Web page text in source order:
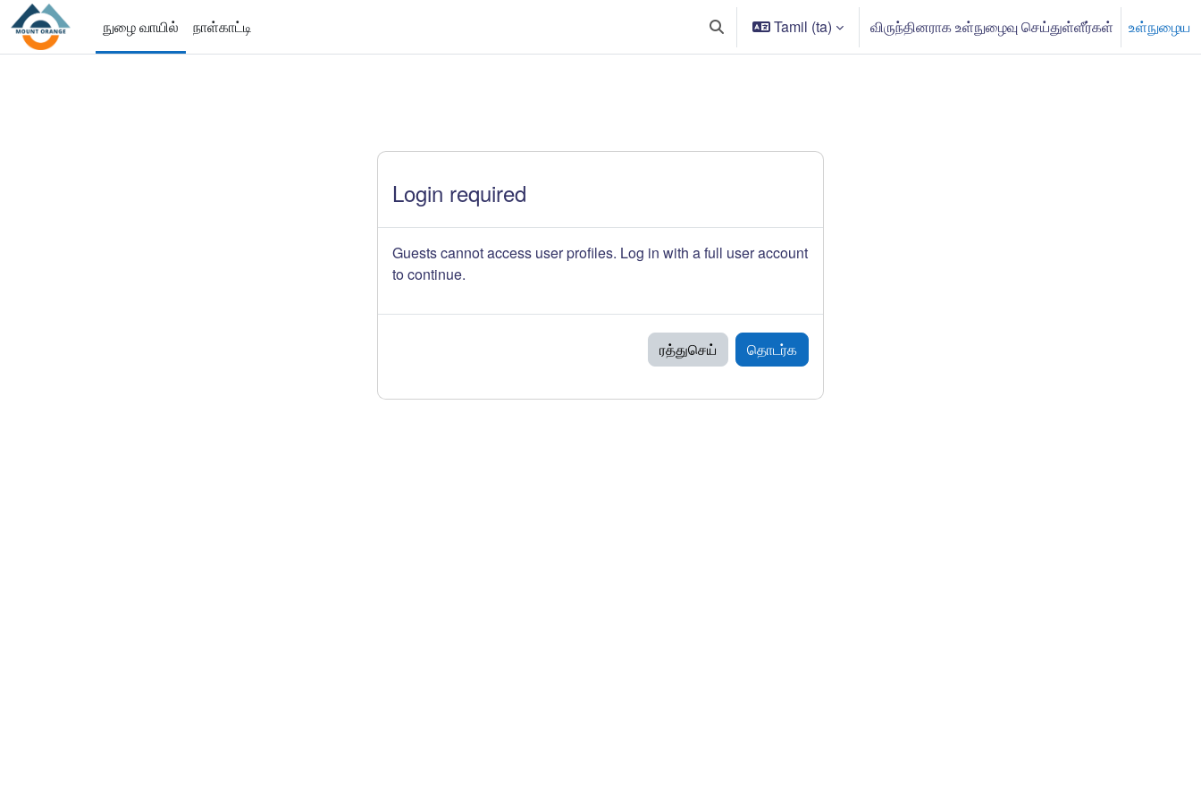
முக்கிய உள்ளடக்கத்திற்கு செல்க
நுழை வாயில்
நாள்காட்டி Toggle search input
Tamil ‎(ta)‎ விருந்தினராக உள்நுழைவு செய்துள்ளீர்கள் உள்நுழைய
Login required
Guests cannot access user profiles. Log in with a full user account
to continue.
ரத்துசெய் தொடர்க